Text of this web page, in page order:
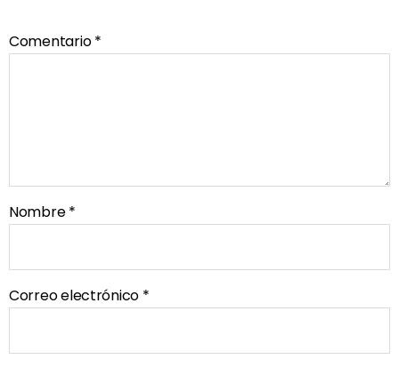
Comentario*
Nombre*
Correo electrónico *